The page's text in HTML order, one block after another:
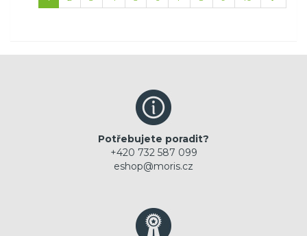
Potřebujete poradit?
+420 732 587 099
eshop@moris.cz